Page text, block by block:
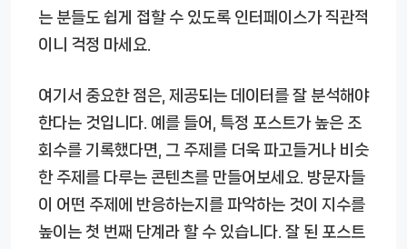
는 분들도 쉽게 접할 수 있도록 인터페이스가 직관적
이니 걱정 마세요.
여기서 중요한 점은, 제공되는 데이터를 잘 분석해야
한다는 것입니다. 예를 들어, 특정 포스트가 높은 조
회수를 기록했다면, 그 주제를 더욱 파고들거나 비슷
한 주제를 다루는 콘텐츠를 만들어보세요. 방문자들
이 어떤 주제에 반응하는지를 파악하는 것이 지수를
높이는 첫 번째 단계라 할 수 있습니다. 잘 된 포스트